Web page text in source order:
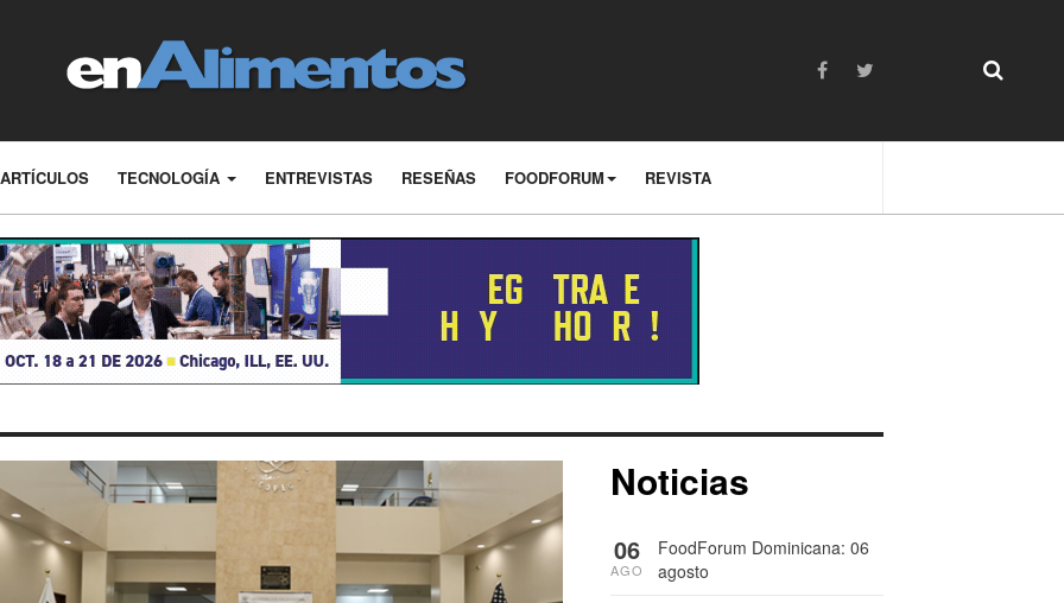
ARTÍCULOS TECNOLOGÍA ENTREVISTAS RESEÑAS FOODFORUM REVISTA
Noticias
FoodForum Dominicana: 06
agosto
06
AGO